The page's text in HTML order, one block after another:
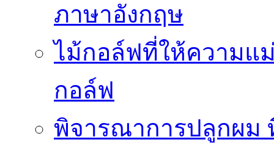
ภาษาอังกฤษ
ไม้กอล์ฟที่ให้ความแ
กอล์ฟ
พิจารณาการปลูกผม